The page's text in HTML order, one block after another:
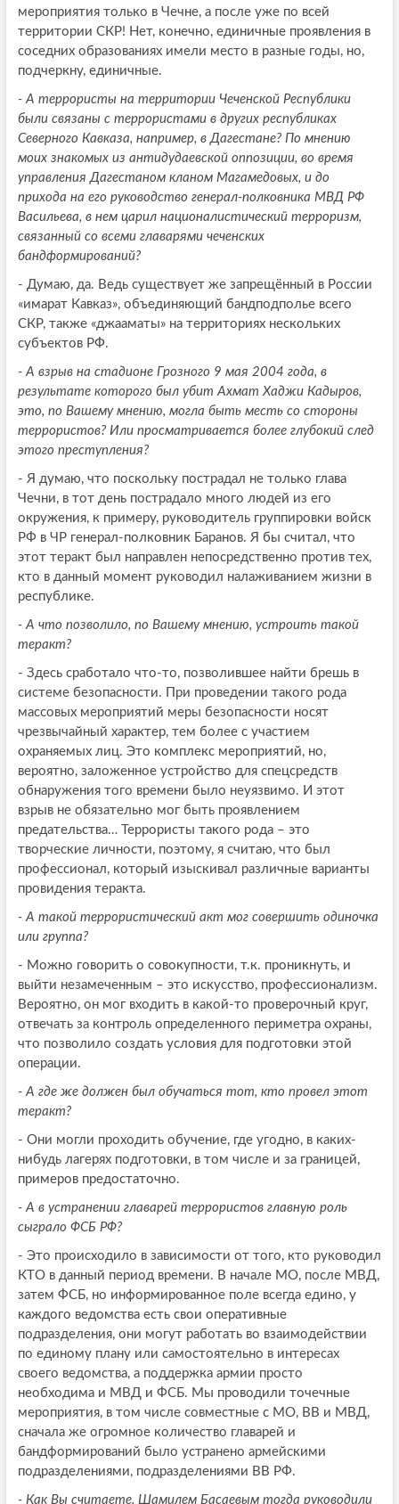
мероприятия только в Чечне, а после уже по всей
территории СКР! Нет, конечно, единичные проявления в
соседних образованиях имели место в разные годы, но,
подчеркну, единичные.
- А террористы на территории Чеченской Республики
были связаны с террористами в других республиках
Северного Кавказа, например, в Дагестане? По мнению
моих знакомых из антидудаевской оппозиции, во время
управления Дагестаном кланом Магамедовых, и до
прихода на его руководство генерал-полковника МВД РФ
Васильева, в нем царил националистический терроризм,
связанный со всеми главарями чеченских
бандформирований?
- Думаю, да. Ведь существует же запрещённый в России
«имарат Кавказ», объединяющий бандподполье всего
СКР, также «джааматы» на территориях нескольких
субъектов РФ.
- А взрыв на стадионе Грозного 9 мая 2004 года, в
результате которого был убит Ахмат Хаджи Кадыров,
это, по Вашему мнению, могла быть месть со стороны
террористов? Или просматривается более глубокий след
этого преступления?
- Я думаю, что поскольку пострадал не только глава
Чечни, в тот день пострадало много людей из его
окружения, к примеру, руководитель группировки войск
РФ в ЧР генерал-полковник Баранов. Я бы считал, что
этот теракт был направлен непосредственно против тех,
кто в данный момент руководил налаживанием жизни в
республике.
- А что позволило, по Вашему мнению, устроить такой
теракт?
- Здесь сработало что-то, позволившее найти брешь в
системе безопасности. При проведении такого рода
массовых мероприятий меры безопасности носят
чрезвычайный характер, тем более с участием
охраняемых лиц. Это комплекс мероприятий, но,
вероятно, заложенное устройство для спецсредств
обнаружения того времени было неуязвимо. И этот
взрыв не обязательно мог быть проявлением
предательства… Террористы такого рода – это
творческие личности, поэтому, я считаю, что был
профессионал, который изыскивал различные варианты
провидения теракта.
- А такой террористический акт мог совершить одиночка
или группа?
- Можно говорить о совокупности, т.к. проникнуть, и
выйти незамеченным – это искусство, профессионализм.
Вероятно, он мог входить в какой-то проверочный круг,
отвечать за контроль определенного периметра охраны,
что позволило создать условия для подготовки этой
операции.
- А где же должен был обучаться тот, кто провел этот
теракт?
- Они могли проходить обучение, где угодно, в каких-
нибудь лагерях подготовки, в том числе и за границей,
примеров предостаточно.
- А в устранении главарей террористов главную роль
сыграло ФСБ РФ?
- Это происходило в зависимости от того, кто руководил
КТО в данный период времени. В начале МО, после МВД,
затем ФСБ, но информированное поле всегда едино, у
каждого ведомства есть свои оперативные
подразделения, они могут работать во взаимодействии
по единому плану или самостоятельно в интересах
своего ведомства, а поддержка армии просто
необходима и МВД и ФСБ. Мы проводили точечные
мероприятия, в том числе совместные с МО, ВВ и МВД,
сначала же огромное количество главарей и
бандформирований было устранено армейскими
подразделениями, подразделениями ВВ РФ.
- Как Вы считаете, Шамилем Басаевым тогда руководили